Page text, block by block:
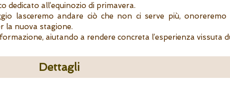
dedicato all’equinozio di primavera.
lasceremo andare ciò che non ci serve più, onoreremo
la nuova stagione.
aiutando a rendere concreta l’esperienza vissuta
Dettagli